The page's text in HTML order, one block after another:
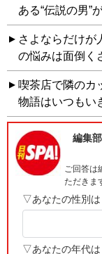
ある“伝説の男”
さよならだけが
の悩みは面倒く
喫茶店で隣の
物語はいつもい